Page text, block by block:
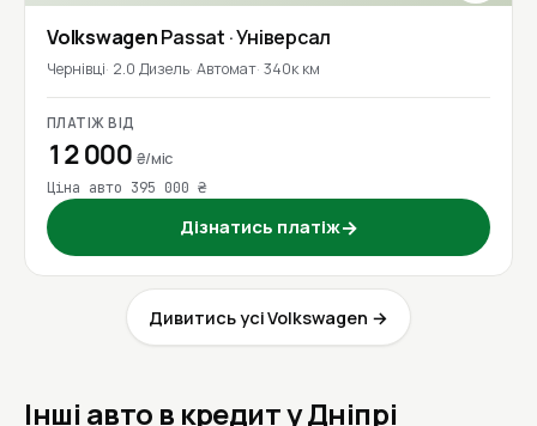
VolkswagenPassat · Універсал
Чернівці 2.0 Дизель Автомат 340к км
ПЛАТІЖ ВІД
12 000 ₴/міс
Ціна авто 395 000 ₴
Дізнатись платіж→
Дивитись усі Volkswagen →
Інші авто в кредит у Дніпрі